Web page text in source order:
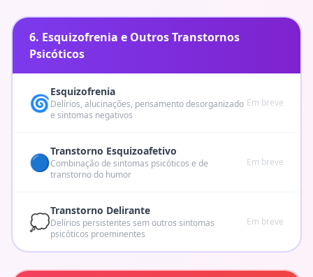
6. Esquizofrenia e Outros Transtornos
Psicóticos
🌀Esquizofrenia
Delírios, alucinações, pensamento desorganizado
e sintomas negativos
Em breve
🔵Transtorno Esquizoafetivo
Combinação de sintomas psicóticos e de
transtorno do humor
Em breve
💭Transtorno Delirante
Delírios persistentes sem outros sintomas
psicóticos proeminentes
Em breve